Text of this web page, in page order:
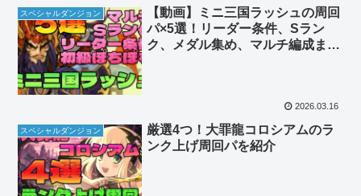
スペシャルダンジョン
【動画】ミニ三国ラッシュの周回
パ×5選！リーダー条件、Sラン
ク、メダル集め、マルチ編成まで
2026.03.16
スペシャルダンジョン
厳選4つ！大罪龍コロシアムのラ
ンク上げ周回パを紹介